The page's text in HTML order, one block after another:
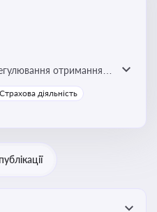
отримання,
і дозволів,
Страхова діяльність